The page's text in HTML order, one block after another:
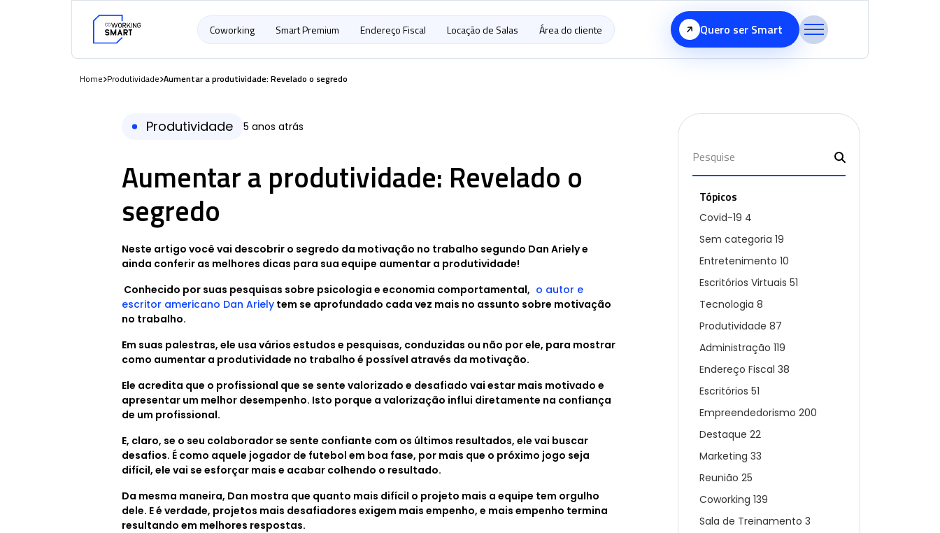
Coworking Smart Premium Endereço Fiscal Locação de Salas Área do cliente Quero ser Smart
Home Produtividade Aumentar a produtividade: Revelado o segredo
Produtividade 5 anos atrás
Aumentar a produtividade: Revelado o
segredo
Neste artigo você vai descobrir o segredo da motivação no trabalho segundo Dan Ariely e
ainda conferir as melhores dicas para sua equipe aumentar a produtividade!
Conhecido por suas pesquisas sobre psicologia e economia comportamental, o autor e
escritor americano Dan Ariely tem se aprofundado cada vez mais no assunto sobre motivação
no trabalho.
Em suas palestras, ele usa vários estudos e pesquisas, conduzidas ou não por ele, para mostrar
como aumentar a produtividade no trabalho é possível através da motivação.
Ele acredita que o profissional que se sente valorizado e desafiado vai estar mais motivado e
apresentar um melhor desempenho. Isto porque a valorização influi diretamente na confiança
de um profissional.
E, claro, se o seu colaborador se sente confiante com os últimos resultados, ele vai buscar
desafios. É como aquele jogador de futebol em boa fase, por mais que o próximo jogo seja
difícil, ele vai se esforçar mais e acabar colhendo o resultado.
Da mesma maneira, Dan mostra que quanto mais difícil o projeto mais a equipe tem orgulho
dele. E é verdade, projetos mais desafiadores exigem mais empenho, e mais empenho termina
resultando em melhores respostas.
Tópicos
Covid-19 4
Sem categoria 19
Entretenimento 10
Escritórios Virtuais 51
Tecnologia 8
Produtividade 87
Administração 119
Endereço Fiscal 38
Escritórios 51
Empreendedorismo 200
Destaque 22
Marketing 33
Reunião 25
Coworking 139
Sala de Treinamento 3